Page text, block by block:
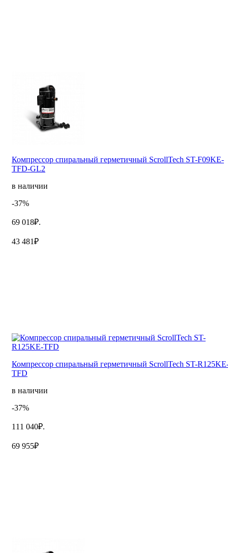
Компрессор спиральный герметичный ScrollTech ST-F09KE-
TFD-GL2
в наличии
-37%
69 018₽.
43 481₽
Компрессор спиральный герметичный ScrollTech ST-
TFD
в наличии
-37%
111 040₽.
69 955₽